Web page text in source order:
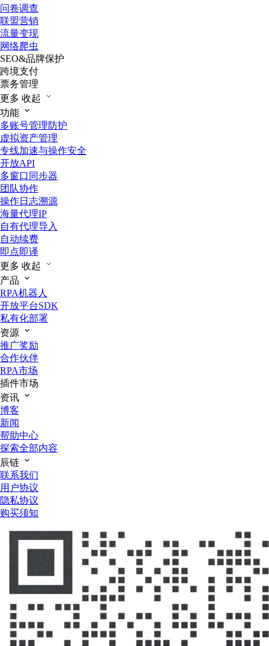
问卷调查
联盟营销
流量变现
网络爬虫
SEO&品牌保护
跨境支付
票务管理
更多 收起
功能
多账号管理防护
虚拟资产管理
专线加速与操作安全
开放API
多窗口同步器
团队协作
操作日志溯源
海量代理IP
自有代理导入
自动续费
即点即译
更多 收起
产品
RPA机器人
开放平台SDK
私有化部署
资源
推广奖励
合作伙伴
RPA市场
插件市场
资讯
博客
新闻
帮助中心
探索全部内容
辰链
联系我们
用户协议
隐私协议
购买须知